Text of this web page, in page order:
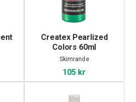
Createx Pearlized
Colors 60ml
Skimrande
105 kr